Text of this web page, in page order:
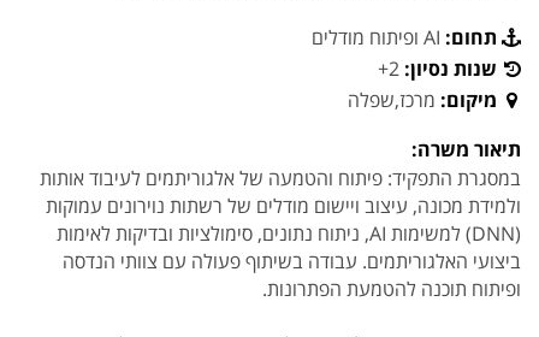
תחום: AI ופיתוח מודלים
שנות נסיון: 2+
מיקום: מרכז,שפלה
תיאור משרה:
במסגרת התפקיד: פיתוח והטמעה של אלגוריתמים לעיבוד אותות
ולמידת מכונה, עיצוב ויישום מודלים של רשתות נוירונים עמוקות
(DNN) למשימות AI, ניתוח נתונים, סימולציות ובדיקות לאימות
ביצועי האלגוריתמים. עבודה בשיתוף פעולה עם צוותי הנדסה
ופיתוח תוכנה להטמעת הפתרונות.